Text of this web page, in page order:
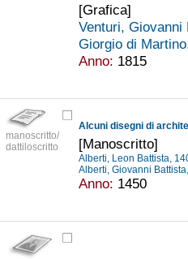
[Grafica]
Venturi,
Giorgio di
Anno: 1815
manoscritto/
dattiloscritto
Alcuni disegni di
[Manoscritto]
Alberti, Leon Battista,
Alberti, Giovanni
Anno: 1450